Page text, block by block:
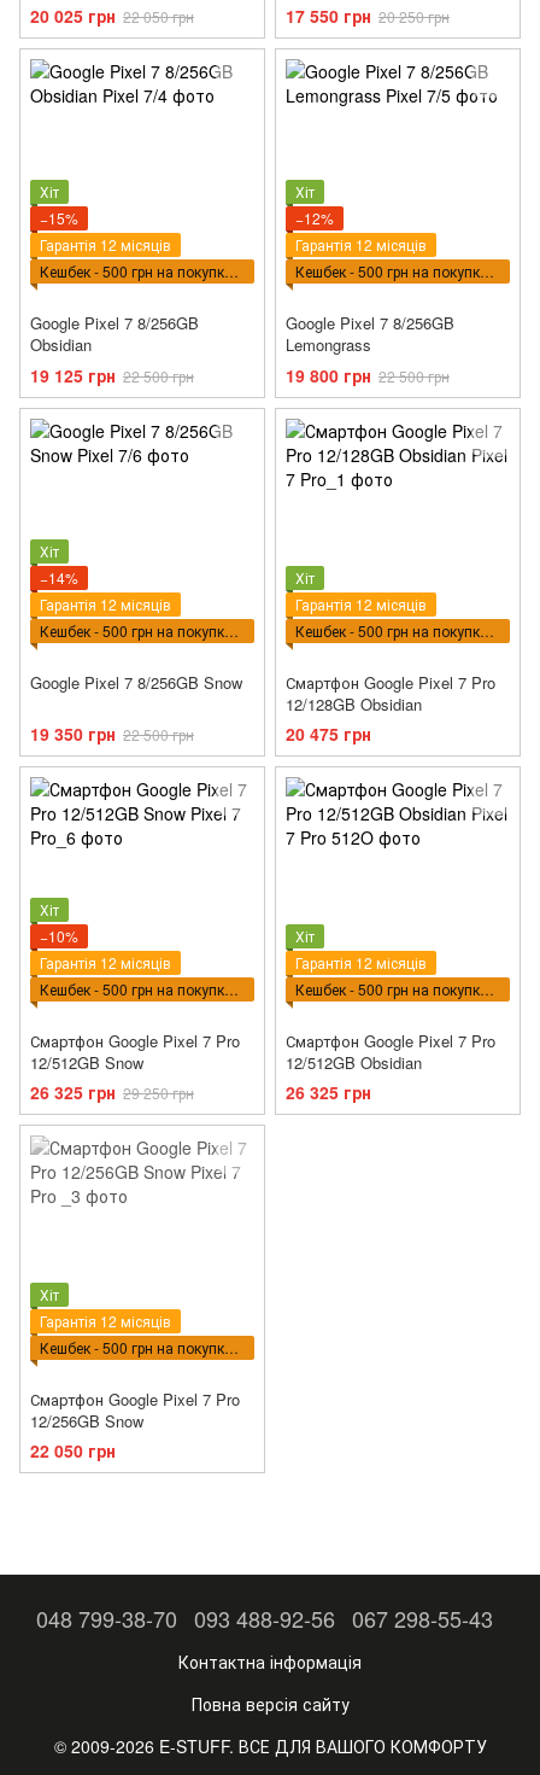
20 025 грн 22 050 грн 17 550 грн 20 250 грн
Хіт
−15%
Гарантія 12 місяців
Кешбек - 500 грн на покупку ВПТ
Google Pixel 7 8/256GB
Obsidian
19 125 грн 22 500 грн
Хіт
−12%
Гарантія 12 місяців
Кешбек - 500 грн на покупку ВПТ
Google Pixel 7 8/256GB
Lemongrass
19 800 грн 22 500 грн
Хіт
−14%
Гарантія 12 місяців
Кешбек - 500 грн на покупку ВПТ
Google Pixel 7 8/256GB Snow
19 350 грн 22 500 грн
Хіт
Гарантія 12 місяців
Кешбек - 500 грн на покупку ВПТ
Смартфон Google Pixel 7 Pro
12/128GB Obsidian
20 475 грн
Хіт
−10%
Гарантія 12 місяців
Кешбек - 500 грн на покупку ВПТ
Смартфон Google Pixel 7 Pro
12/512GB Snow
26 325 грн 29 250 грн
Хіт
Гарантія 12 місяців
Кешбек - 500 грн на покупку ВПТ
Смартфон Google Pixel 7 Pro
12/512GB Obsidian
26 325 грн
Хіт
Гарантія 12 місяців
Кешбек - 500 грн на покупку ВПТ
Смартфон Google Pixel 7 Pro
12/256GB Snow
22 050 грн
048 799-38-70 093 488-92-56 067 298-55-43
Контактна інформація
Повна версія сайту
© 2009-2026 E-STUFF. ВСЕ ДЛЯ ВАШОГО КОМФОРТУ